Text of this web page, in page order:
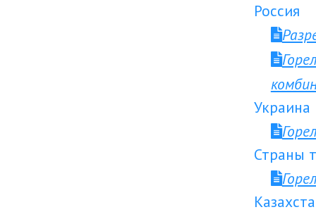
Россия
Украина
Страны